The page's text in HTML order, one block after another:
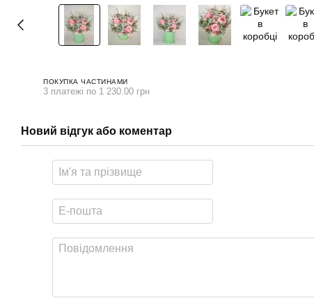
ПОКУПКА ЧАСТИНАМИ
3 платежі по 1 230.00 грн
Новий відгук або коментар